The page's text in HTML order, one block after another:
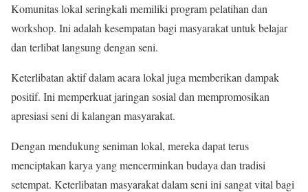
Komunitas lokal seringkali memiliki program pelatihan dan
workshop. Ini adalah kesempatan bagi masyarakat untuk belajar
dan terlibat langsung dengan seni.
Keterlibatan aktif dalam acara lokal juga memberikan dampak
positif. Ini memperkuat jaringan sosial dan mempromosikan
apresiasi seni di kalangan masyarakat.
Dengan mendukung seniman lokal, mereka dapat terus
menciptakan karya yang mencerminkan budaya dan tradisi
setempat. Keterlibatan masyarakat dalam seni ini sangat vital bagi